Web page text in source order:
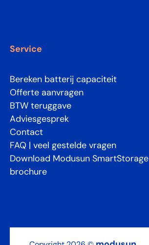
Service
Bereken batterij capaciteit
Offerte aanvragen
BTW teruggave
Adviesgesprek
Contact
FAQ | veel gestelde vragen
Download Modusun SmartStorage
brochure